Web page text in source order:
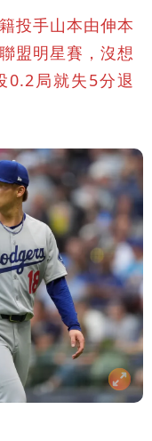
優勢去哪？」
猝逝！最後身
語成讖 王必
！陸警機率最
投手山本由伸本
盟明星賽，沒想
0.2局就失5分退